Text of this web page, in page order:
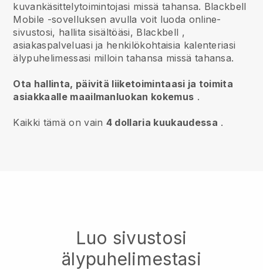
kuvankäsittelytoimintojasi missä tahansa. Blackbell
Mobile -sovelluksen avulla voit luoda online-
sivustosi, hallita sisältöäsi, Blackbell ,
asiakaspalveluasi ja henkilökohtaisia kalenteriasi
älypuhelimessasi milloin tahansa missä tahansa.
Ota hallinta, päivitä liiketoimintaasi ja toimita
asiakkaalle maailmanluokan kokemus .
Kaikki tämä on vain 4 dollaria kuukaudessa .
Luo sivustosi
älypuhelimestasi